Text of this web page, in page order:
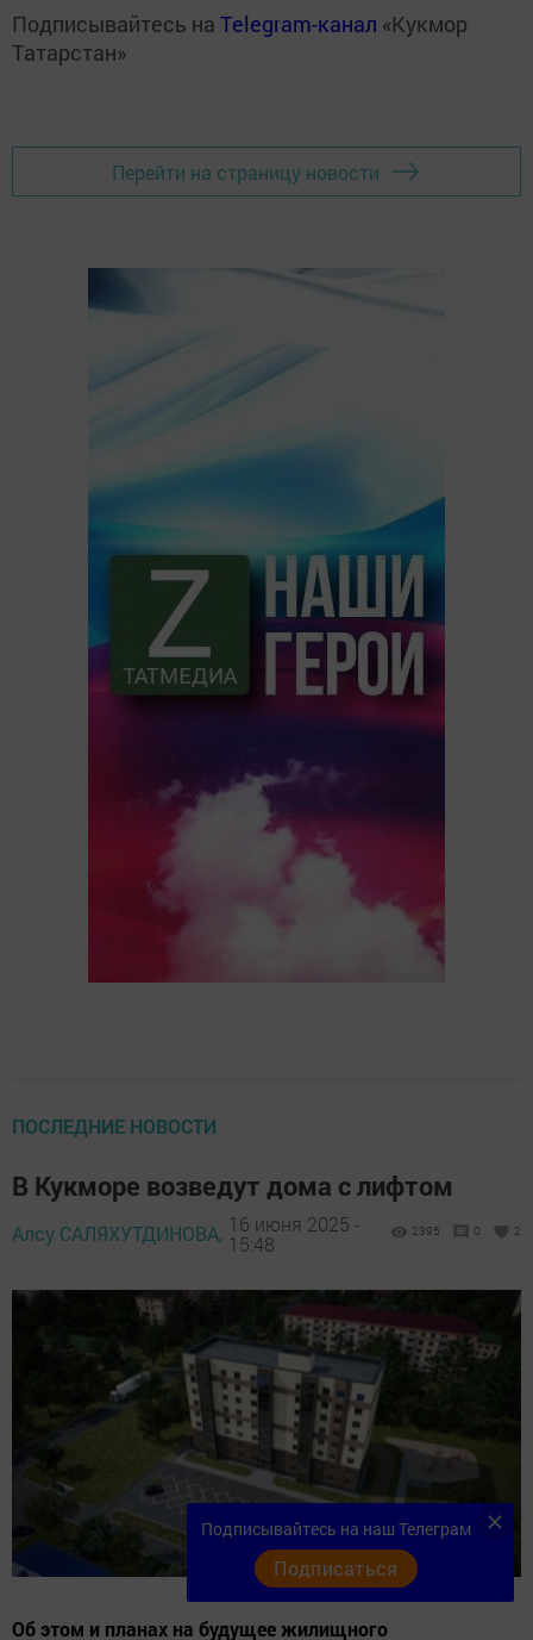
Подписывайтесь на Telegram-канал «Кукмор
Татарстан»
Перейти на страницу новости
ПОСЛЕДНИЕ НОВОСТИ
В Кукморе возведут дома с лифтом
Алсу САЛЯХУТДИНОВА, 16 июня 2025 -
15:48
2395 0 2
Об этом и планах на будущее жилищного
Подписывайтесь на наш Телеграм
Подписаться